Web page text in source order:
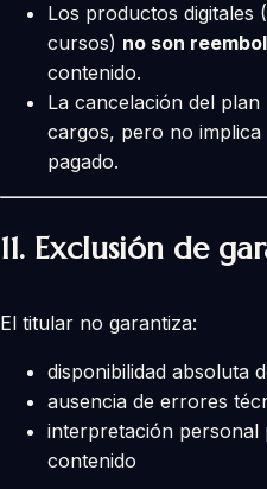
Los productos digitales
cursos) no son
contenido.
La cancelación del
cargos, pero no
pagado.
11. Exclusión de
El titular no garantiza:
disponibilidad absoluta
ausencia de errores
interpretación
contenido